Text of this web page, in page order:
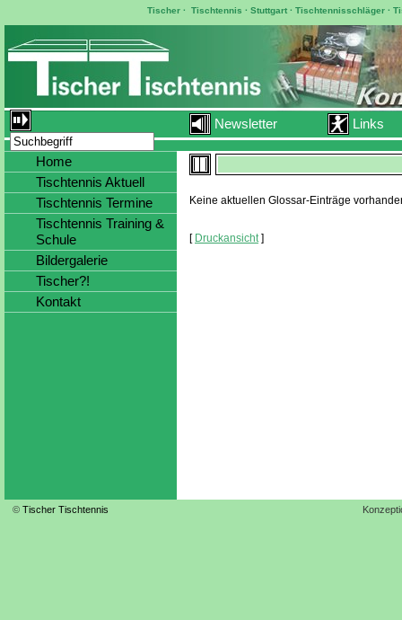
Tischer ·Tischtennis ·Stuttgart ·Tischtennisschläger ·
Newsletter Links
Keine aktuellen Glossar-Einträge
[ Druckansicht ]
Home
Tischtennis Aktuell
Tischtennis Termine
Tischtennis Training &
Schule
Bildergalerie
Tischer?!
Kontakt
© Tischer Tischtennis